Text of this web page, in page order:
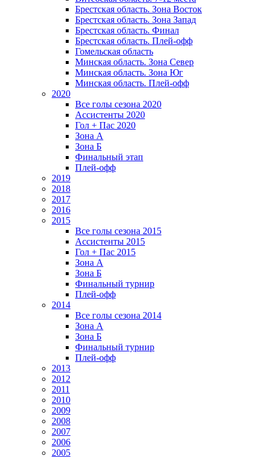
Брестская область. Зона Восток
Брестская область. Зона Запад
Брестская область. Финал
Брестская область. Плей-офф
Гомельская область
Минская область. Зона Север
Минская область. Зона Юг
Минская область. Плей-офф
2020
Все голы сезона 2020
Ассистенты 2020
Гол + Пас 2020
Зона А
Зона Б
Финальный этап
Плей-офф
2019
2018
2017
2016
2015
Все голы сезона 2015
Ассистенты 2015
Гол + Пас 2015
Зона А
Зона Б
Финальный турнир
Плей-офф
2014
Все голы сезона 2014
Зона А
Зона Б
Финальный турнир
Плей-офф
2013
2012
2011
2010
2009
2008
2007
2006
2005